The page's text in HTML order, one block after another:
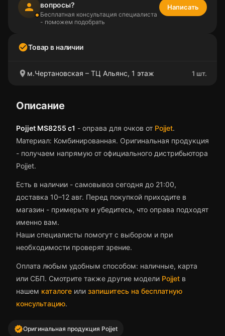
person
вопросы?
Бесплатная консультация специалиста
- поможем подобрать
Написать
check_circleТовар в наличии
location_on м.Чертановская – ТЦ Альянс, 1 этаж 1 шт.
Описание
Pojjet MS8255 c1 - оправа для очков от Pojjet.
Материал: Комбинированная. Оригинальная продукция
- получаем напрямую от официального дистрибьютора
Pojjet.
Есть в наличии - самовывоз сегодня до 21:00,
доставка 10–12 авг. Перед покупкой приходите в
магазин - примерьте и убедитесь, что оправа подходят
именно вам.
Наши специалисты помогут с выбором и при
необходимости проверят зрение.
Оплата любым удобным способом: наличные, карта
или СБП. Смотрите также другие модели Pojjet в
нашем каталоге или запишитесь на бесплатную
консультацию.
verifiedОригинальная продукция Pojjet